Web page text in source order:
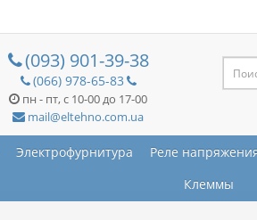
(093) 901-39-38
(066) 978-65-83
пн - пт, с 10-00 до 17-00
mail@eltehno.com.ua
Электрофурнитура Реле
Клеммы